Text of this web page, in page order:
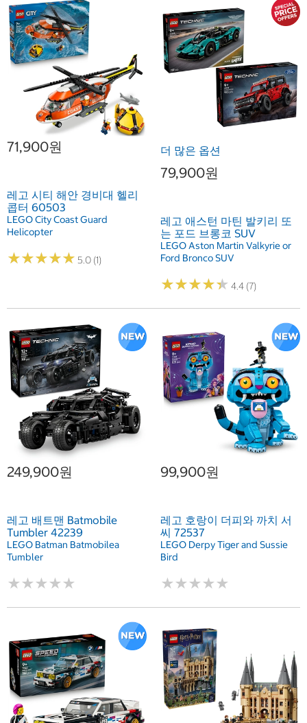
71,900원
레고 시티 해안 경비대 헬리
콥터 60503
LEGO City Coast Guard
Helicopter
★★★★★
★★★★★ 5.0 (1)
더 많은 옵션
79,900원
레고 애스턴 마틴 발키리 또
는 포드 브롱코 SUV
LEGO Aston Martin Valkyrie or
Ford Bronco SUV
★★★★★
★★★★★ 4.4 (7)
249,900원
레고 배트맨 Batmobile
Tumbler 42239
LEGO Batman Batmobilea
Tumbler
★★★★★
★★★★★
99,900원
레고 호랑이 더피와 까치 서
씨 72537
LEGO Derpy Tiger and Sussie
Bird
★★★★★
★★★★★